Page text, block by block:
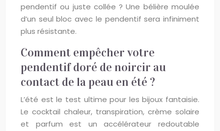
pendentif ou juste collée ? Une bélière moulée
d’un seul bloc avec le pendentif sera infiniment
plus résistante.
Comment empêcher votre
pendentif doré de noircir au
contact de la peau en été ?
L’été est le test ultime pour les bijoux fantaisie.
Le cocktail chaleur, transpiration, crème solaire
et parfum est un accélérateur redoutable